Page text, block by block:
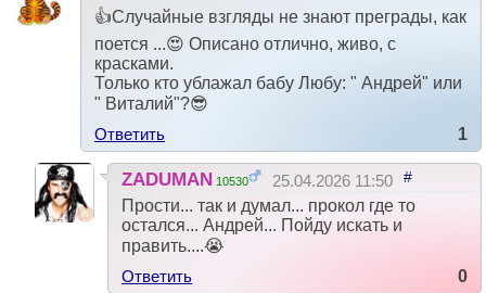
👍Случайные взгляды не знают преграды, как
поется ...😍 Описано отлично, живо, с
красками.
Только кто ублажал бабу Любу: " Андрей" или
" Виталий"?😎
Ответить
1
ZADUMAN 10530 25.04.2026 11:50 #
Прости... так и думал... прокол где то
остался... Андрей... Пойду искать и
править....😭
Ответить
0